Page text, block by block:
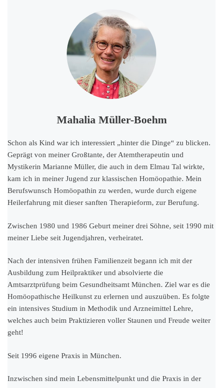
Mahalia Müller-Boehm
Schon als Kind war ich interessiert „hinter die Dinge“ zu blicken.
Geprägt von meiner Großtante, der Atemtherapeutin und
Mystikerin Marianne Müller, die auch in dem Elmau Tal wirkte,
kam ich in meiner Jugend zur klassischen Homöopathie. Mein
Berufswunsch Homöopathin zu werden, wurde durch eigene
Heilerfahrung mit dieser sanften Therapieform, zur Berufung.
Zwischen 1980 und 1986 Geburt meiner drei Söhne, seit 1990 mit
meiner Liebe seit Jugendjahren, verheiratet.
Nach der intensiven frühen Familienzeit begann ich mit der
Ausbildung zum Heilpraktiker und absolvierte die
Amtsarztprüfung beim Gesundheitsamt München. Ziel war es die
Homöopathische Heilkunst zu erlernen und auszuüben. Es folgte
ein intensives Studium in Methodik und Arzneimittel Lehre,
welches auch beim Praktizieren voller Staunen und Freude weiter
geht!
Seit 1996 eigene Praxis in München.
Inzwischen sind mein Lebensmittelpunkt und die Praxis in der